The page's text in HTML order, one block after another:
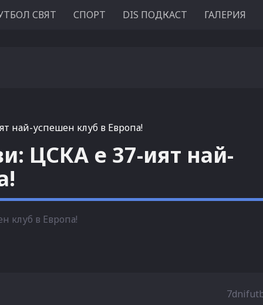
СВЯТ СПОРТ DIS ПОДКАСТ ГАЛЕРИЯ
най-успешен клуб в Европа!
ЦСКА е 37-ият най-